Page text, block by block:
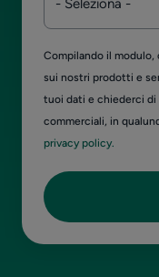
Compilando il
sui nostri prodotti e
tuoi dati e chiederci
commerciali, in
privacy policy.